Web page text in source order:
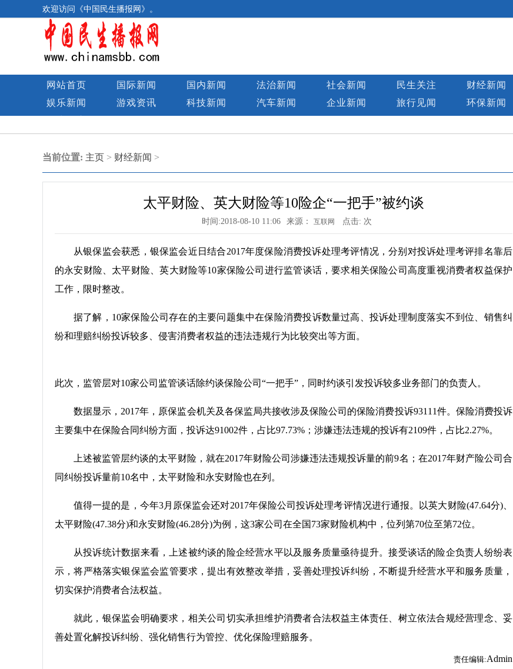
欢迎访问《中国民生播报网》。
网站首页 国际新闻 国内新闻 法治新闻 社会新闻 民生关注 财经新闻
娱乐新闻
游戏资讯 科技新闻 汽车新闻 企业新闻 旅行见闻 环保新闻
当前位置: 主页 > 财经新闻 >
太平财险、英大财险等10险企“一把手”被约谈
时间:2018-08-10 11:06 来源： 互联网 点击: 次
从银保监会获悉，银保监会近日结合2017年度保险消费投诉处理考评情况，分别对投诉处理考评排名靠后
的永安财险、太平财险、英大财险等10家保险公司进行监管谈话，要求相关保险公司高度重视消费者权益保护
工作，限时整改。
据了解，10家保险公司存在的主要问题集中在保险消费投诉数量过高、投诉处理制度落实不到位、销售纠
纷和理赔纠纷投诉较多、侵害消费者权益的违法违规行为比较突出等方面。
此次，监管层对10家公司监管谈话除约谈保险公司“一把手”，同时约谈引发投诉较多业务部门的负责人。
数据显示，2017年，原保监会机关及各保监局共接收涉及保险公司的保险消费投诉93111件。保险消费投诉
主要集中在保险合同纠纷方面，投诉达91002件，占比97.73%；涉嫌违法违规的投诉有2109件，占比2.27%。
上述被监管层约谈的太平财险，就在2017年财险公司涉嫌违法违规投诉量的前9名；在2017年财产险公司合
同纠纷投诉量前10名中，太平财险和永安财险也在列。
值得一提的是，今年3月原保监会还对2017年保险公司投诉处理考评情况进行通报。以英大财险(47.64分)、
太平财险(47.38分)和永安财险(46.28分)为例，这3家公司在全国73家财险机构中，位列第70位至第72位。
从投诉统计数据来看，上述被约谈的险企经营水平以及服务质量亟待提升。接受谈话的险企负责人纷纷表
示，将严格落实银保监会监管要求，提出有效整改举措，妥善处理投诉纠纷，不断提升经营水平和服务质量，
切实保护消费者合法权益。
就此，银保监会明确要求，相关公司切实承担维护消费者合法权益主体责任、树立依法合规经营理念、妥
善处置化解投诉纠纷、强化销售行为管控、优化保险理赔服务。
责任编辑:Admin